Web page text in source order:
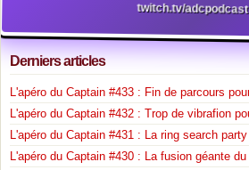
twitch.tv/adcpodcast
Derniers articles
L'apéro du Captain #433 : Fin de parcours
L'apéro du Captain #432 : Trop de vibrafion
L'apéro du Captain #431 : La ring search
L'apéro du Captain #430 : La fusion géante